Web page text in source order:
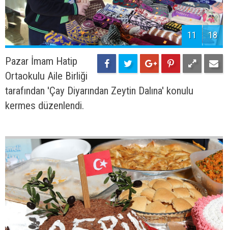
11 18
Pazar İmam Hatip
Ortaokulu Aile Birliği
tarafından 'Çay Diyarından Zeytin Dalına' konulu
kermes düzenlendi.